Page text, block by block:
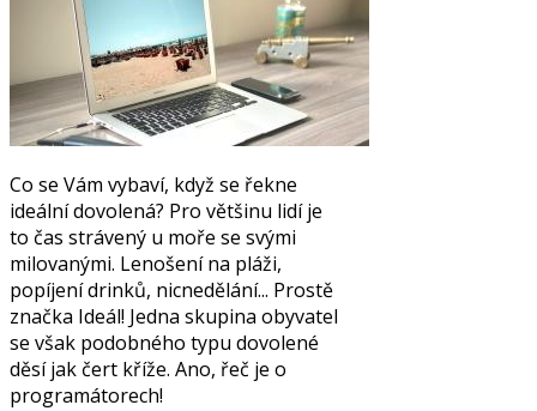
Co se Vám vybaví, když se řekne
ideální dovolená? Pro většinu lidí je
to čas strávený u moře se svými
milovanými. Lenošení na pláži,
popíjení drinků, nicnedělání... Prostě
značka Ideál! Jedna skupina obyvatel
se však podobného typu dovolené
děsí jak čert kříže. Ano, řeč je o
programátorech!